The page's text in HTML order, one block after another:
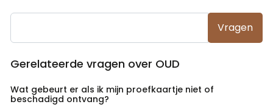
Vragen
Gerelateerde vragen over OUD
Wat gebeurt er als ik mijn proefkaartje niet of
beschadigd ontvang?